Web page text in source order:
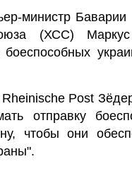
министр Баварии
союза (ХСС)
Rheinische Post
отправку
чтобы они